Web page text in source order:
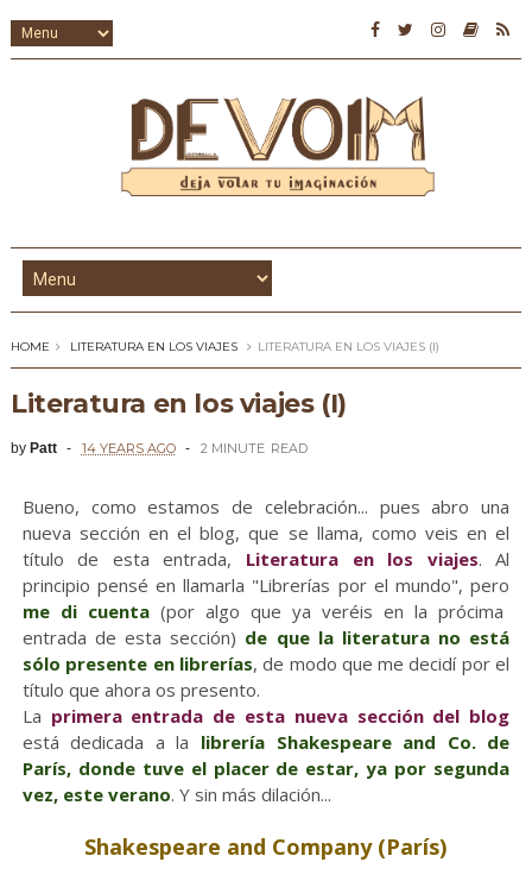
HOME LITERATURA EN LOS VIAJES LITERATURA EN LOS VIAJES (I)
Literatura en los viajes (I)
by Patt 14 YEARS AGO 2 MINUTE READ
Bueno, como estamos de celebración... pues abro una
nueva sección en el blog, que se llama, como veis en el
título de esta entrada, Literatura en los viajes. Al
principio pensé en llamarla "Librerías por el mundo", pero
me di cuenta(por algo que ya veréis en la prócima
entrada de esta sección) de que la literatura no está
sólo presente en librerías, de modo que me decidí por el
título que ahora os presento.
La primera entrada de esta nueva sección del blog
está dedicada a la librería Shakespeare and Co. de
París, donde tuve el placer de estar, ya por segunda
vez, este verano. Y sin más dilación...
Shakespeare and Company (París)